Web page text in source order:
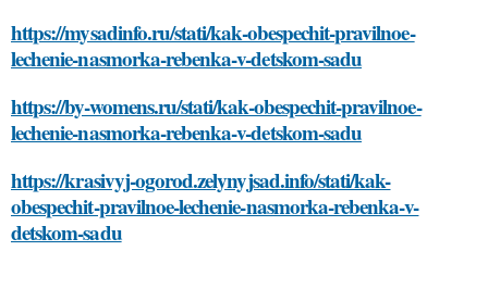
https://mysadinfo.ru/stati/kak-obespechit-pravilnoe-
lechenie-nasmorka-rebenka-v-detskom-sadu
https://by-womens.ru/stati/kak-obespechit-pravilnoe-
lechenie-nasmorka-rebenka-v-detskom-sadu
https://krasivyj-ogorod.zelynyjsad.info/stati/kak-
obespechit-pravilnoe-lechenie-nasmorka-rebenka-v-
detskom-sadu